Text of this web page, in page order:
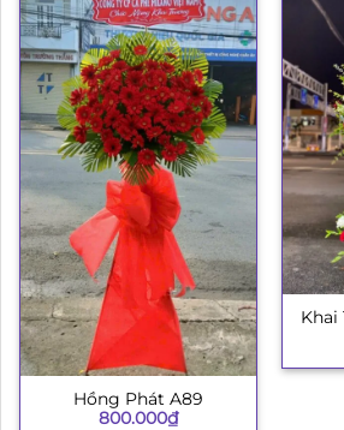
Hồng Phát A89
800.000₫
Khai